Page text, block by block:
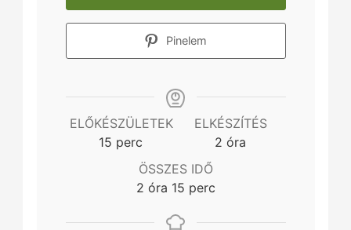
Pinelem
ELŐKÉSZÜLETEK
15minutes
perc
ELKÉSZÍTÉS
2 hours
óra
ÖSSZES IDŐ
2hours
óra 15minutes
perc